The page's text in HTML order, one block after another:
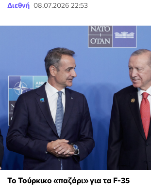
Διεθνή 08.07.2026 22:53
Το Τούρκικο «παζάρι» για τα F-35